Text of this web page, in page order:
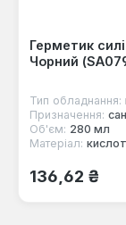
Герметик
Чорний
Тип обладнання:
Призначення:
Об'єм: 280 мл
Матеріал:
Звичайна
136,62 ₴